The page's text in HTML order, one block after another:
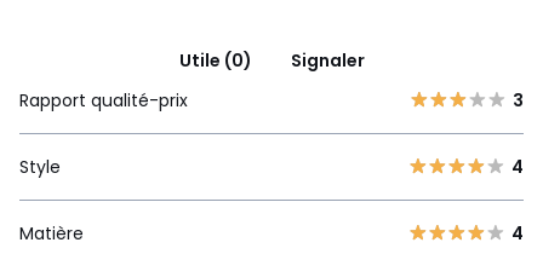
Utile (0)
Signaler
Rapport qualité-prix
3
Style 4
Matière 4